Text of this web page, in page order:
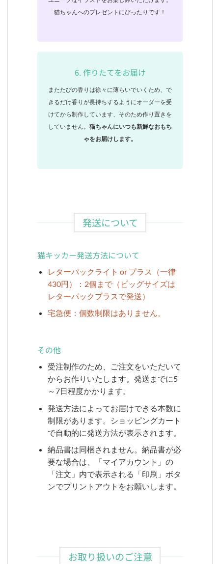
猫ちゃんへのプレゼントにぴったりです！
6. 作りたてをお届け
またたびの香りは徐々に薄らいでいくため、で
きるだけ香りが長持ちするようにオーダーを受
けてから制作しています、そのため作り置きを
していません。 猫ちゃんにいつも新鮮なおもち
ゃをお届けします。
発送について
猫キッカー発送方法について
レターパックライト or プラス（一律
430円）：2個まで（ビッグサイズは
レターパックプラスで発送）
宅急便：個数制限はありません。
その他
受注制作のため、ご注文をいただいて
からお作りいたします。発送までに5
～7日程度かかります。
発送方法によってお届けできる本数に
制限があります。ショッピングカート
で自動的に発送方法が表示されます。
納品書は同梱されません。納品書が必
要な場合は、「マイアカウント」の
「注文」内で表示される「印刷」ボタ
ンでプリントアウトをお願いします。
お取り扱いのご注意